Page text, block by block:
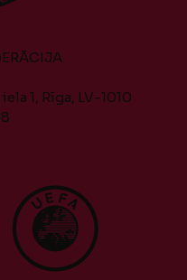
1, Rīga, LV-1010